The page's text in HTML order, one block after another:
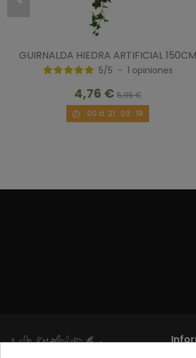
GUIRNALDA HIEDRA ARTIFICIAL 150CM
5/5 - 1 opiniones
4,76 € 5,95 €
00 d. 21 : 03 :18